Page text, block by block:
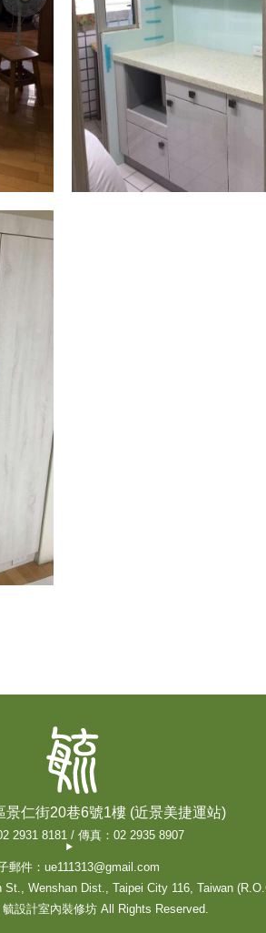
景仁街20巷6號1樓 (近景美捷運站)
2931 8181 / 傳真：02 2935 8907
郵件：ue111313@gmail.com
St., Wenshan Dist., Taipei City 116, Taiwan
設計室內裝修坊 All Rights Reserved.